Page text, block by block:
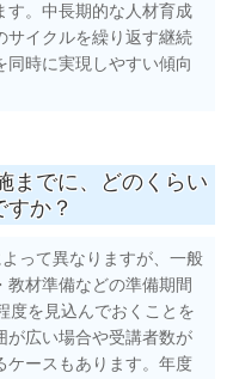
す。中長期的な人材育成
サイクルを繰り返す継続
時に実現しやすい傾向
までに、どのくらい
か？
って異なりますが、一般
教材準備などの準備期間
度を見込んでおくことを
が広い場合や受講者数が
ケースもあります。年度